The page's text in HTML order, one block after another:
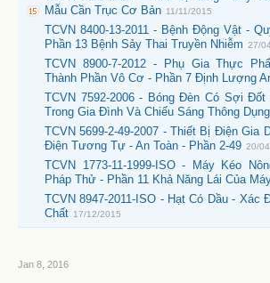
Mẫu Cần Trục Cơ Bản 11/11/2015
TCVN 8400-13-2011 - Bệnh Động Vật -
Phần 13 Bệnh Sảy Thai Truyền Nhiễm 27/
TCVN 8900-7-2012 - Phụ Gia Thực
Thành Phần Vô Cơ - Phần 7 Định Lượng
TCVN 7592-2006 - Bóng Đèn Có Sợi Đốt
Trong Gia Đình Và Chiếu Sáng Thông Dụng
TCVN 5699-2-49-2007 - Thiết Bị Điện Gia
Điện Tương Tự - An Toàn - Phần 2-49 20/
TCVN 1773-11-1999-ISO - Máy Kéo
Pháp Thử - Phần 11 Khả Năng Lái Của
TCVN 8947-2011-ISO - Hạt Có Dầu - Xác
Chất 17/12/2015
Jan 8, 2016